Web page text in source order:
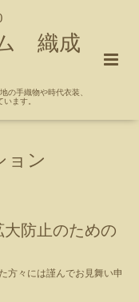
織成
の手織物や時代衣装、
ます。
ョン
防止のための
方々には謹んでお見舞い申